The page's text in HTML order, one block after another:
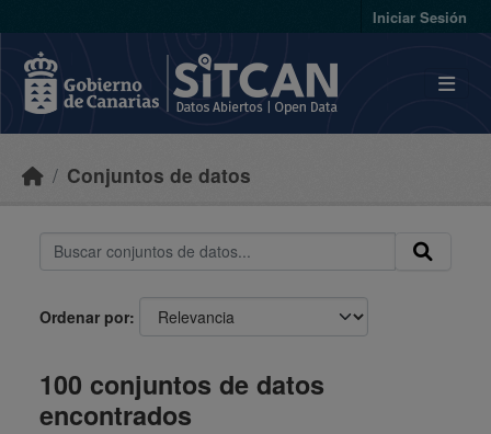
Iniciar Sesión
Conjuntos de datos
Ordenar por
100 conjuntos de datos
encontrados